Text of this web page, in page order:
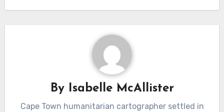
By Isabelle McAllister
Cape Town humanitarian cartographer settled in